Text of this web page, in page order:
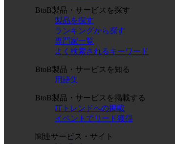
BtoB製品・サービスを探す
製品を探す
ランキングから探す
専門家一覧
よく検索されるキーワード
BtoB製品・サービスを知る
用語集
BtoB製品・サービスを掲載する
ITトレンドへの掲載
イベントでリード獲得
関連サービス・サイト